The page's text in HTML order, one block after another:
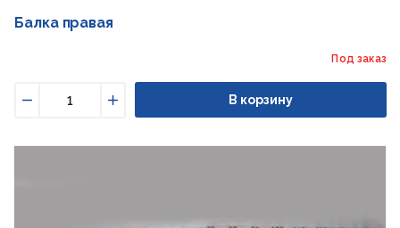
Балка правая
Под заказ
Увеличить
В корзину